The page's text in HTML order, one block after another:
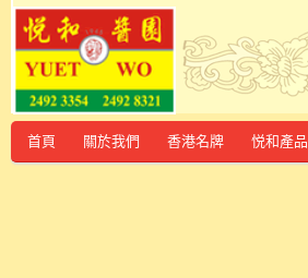
首頁 關於我們 香港名牌 悦和產品